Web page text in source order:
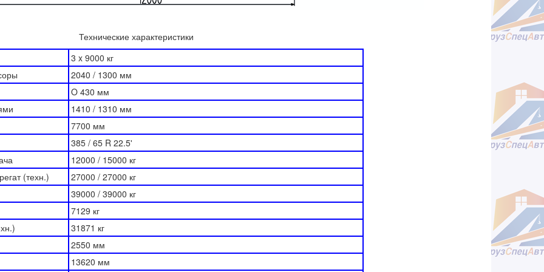
Технические характеристики
3 x 9000 кг
2040 / 1300 мм
O 430 мм
1410 / 1310 мм
7700 мм
385 / 65 R 22.5'
12000 / 15000 кг
(техн.)
27000 / 27000 кг
39000 / 39000 кг
7129 кг
31871 кг
2550 мм
13620 мм